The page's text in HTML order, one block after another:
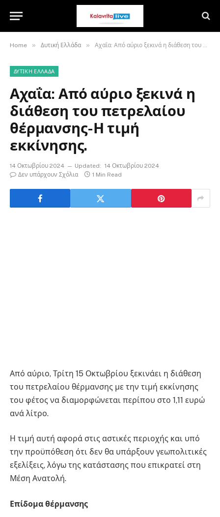
Home » Δυτική Ελλάδα » Αχαΐα: Από αύριο ξεκινά η διάθεση του πετρελαίου θέρμανσης-Η τιμή εκκίνησης.
ΔΥΤΙΚΉ ΕΛΛΆΔΑ
Αχαΐα: Από αύριο ξεκινά η
διάθεση του πετρελαίου
θέρμανσης-Η τιμή
εκκίνησης.
14 Οκτωβρίου 2024 Updated: 14 Οκτωβρίου 2024
Δεν υπάρχουν Σχόλια
1 Min Read
Από αύριο, Τρίτη 15 Οκτωβρίου ξεκινάει η διάθεση
του πετρελαίου θέρμανσης με την τιμή εκκίνησης
του φέτος να διαμορφώνεται περίπου στο 1,11 ευρώ
ανά λίτρο.
Η τιμή αυτή αφορά στις αστικές περιοχής και υπό
την προϋπόθεση ότι δεν θα υπάρξουν γεωπολιτικές
εξελίξεις, λόγω της κατάστασης που επικρατεί στη
Μέση Ανατολή.
Επίδομα θέρμανσης